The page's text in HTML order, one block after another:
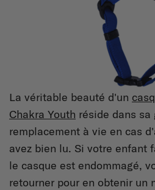
La véritable beauté d'un
Chakra Youth réside dans sa
remplacement à vie en cas
avez bien lu. Si votre enfant
le casque est endommagé,
retourner pour en obtenir un